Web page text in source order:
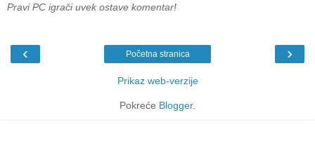
Pravi PC igrači uvek ostave komentar!
‹ ›
Početna stranica
Prikaz web-verzije
Pokreće Blogger.